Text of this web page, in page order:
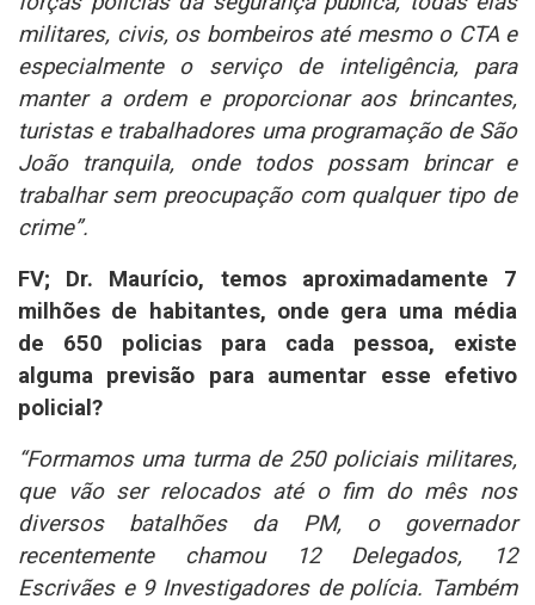
militares, civis, os bombeiros até mesmo o CTA e
especialmente o serviço de inteligência, para
manter a ordem e proporcionar aos brincantes,
turistas e trabalhadores uma programação de São
João tranquila, onde todos possam brincar e
trabalhar sem preocupação com qualquer tipo de
crime”.
FV; Dr. Maurício, temos aproximadamente 7
milhões de habitantes, onde gera uma média
de 650 policias para cada pessoa, existe
alguma previsão para aumentar esse efetivo
policial?
“Formamos uma turma de 250 policiais militares,
que vão ser relocados até o fim do mês nos
diversos batalhões da PM, o governador
recentemente chamou 12 Delegados, 12
Escrivães e 9 Investigadores de polícia. Também